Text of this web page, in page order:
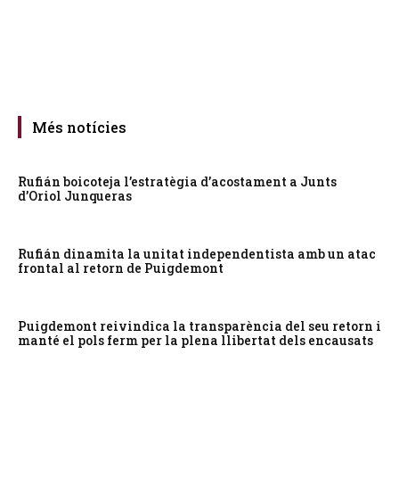
Més notícies
Rufián boicoteja l’estratègia d’acostament a Junts
d’Oriol Junqueras
Rufián dinamita la unitat independentista amb un atac
frontal al retorn de Puigdemont
Puigdemont reivindica la transparència del seu retorn i
manté el pols ferm per la plena llibertat dels encausats